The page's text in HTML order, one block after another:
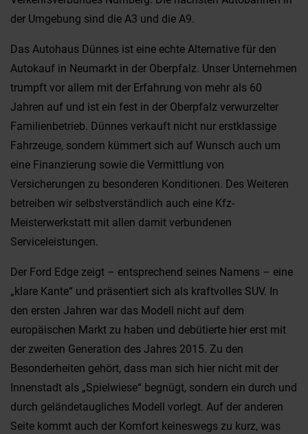
der Umgebung sind die A3 und die A9.
Das Autohaus Dünnes ist eine echte Alternative für den
Autokauf in Neumarkt in der Oberpfalz. Unser Unternehmen
trumpft vor allem mit der Erfahrung von mehr als 60
Jahren auf und ist ein fest in der Oberpfalz verwurzelter
Familienbetrieb. Dünnes verkauft nicht nur erstklassige
Fahrzeuge, sondern kümmert sich auf Wunsch auch um
eine Finanzierung sowie die Vermittlung von
Versicherungen zu besonderen Konditionen. Des Weiteren
betreiben wir selbstverständlich auch eine Kfz-
Meisterwerkstatt mit allen damit verbundenen
Serviceleistungen.
Der Ford Edge zeigt – entsprechend seines Namens – eine
„klare Kante“ und präsentiert sich als kraftvolles SUV. In
den ersten Jahren war das Modell nicht auf dem
europäischen Markt zu haben und debütierte hier erst mit
der zweiten Generation des Jahres 2015. Zu den
Besonderheiten gehört, dass man sich hier nicht mit der
Innenstadt als „Spielwiese“ begnügt, sondern ein durch und
durch geländetaugliches Modell vorlegt. Auf der anderen
Seite kommt auch der Komfort keineswegs zu kurz, was